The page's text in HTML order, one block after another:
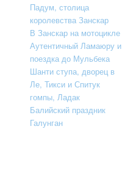
Падум, столица
королевства Занскар
В Занскар на мотоцикле
Аутентичный Ламаюру и
поездка до Мульбека
Шанти ступа, дворец в
Ле, Тикси и Спитук
гомпы, Ладак
Балийский праздник
Галунган